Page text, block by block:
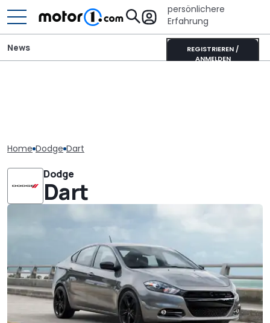
persönlichere
Erfahrung
REGISTRIEREN /
ANMELDEN
News
Home Dodge Dart
Dodge
Dart